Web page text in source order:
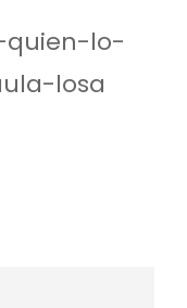
quien-lo-
losa